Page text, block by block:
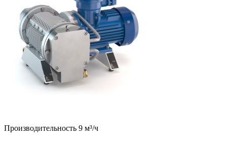
Производительность 9 м³/ч